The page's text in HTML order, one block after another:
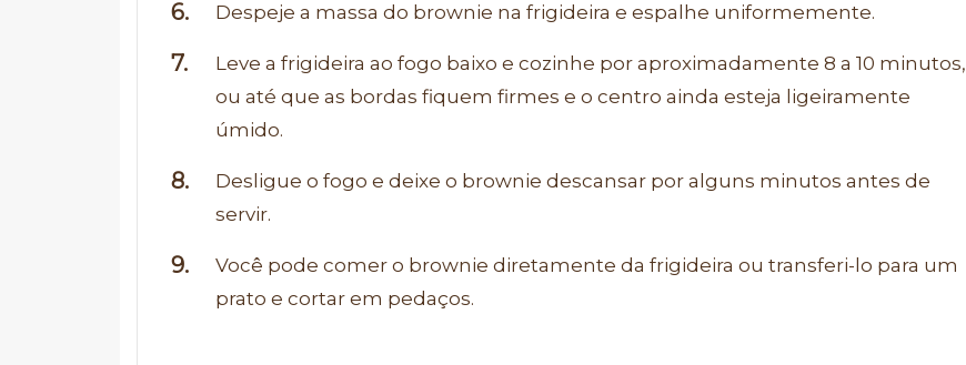
Despeje a massa do brownie na frigideira e espalhe uniformemente.
Leve a frigideira ao fogo baixo e cozinhe por aproximadamente 8 a 10 minutos,
ou até que as bordas fiquem firmes e o centro ainda esteja ligeiramente
úmido.
Desligue o fogo e deixe o brownie descansar por alguns minutos antes de
servir.
Você pode comer o brownie diretamente da frigideira ou transferi-lo para um
prato e cortar em pedaços.